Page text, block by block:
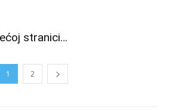
stranici…
1 2